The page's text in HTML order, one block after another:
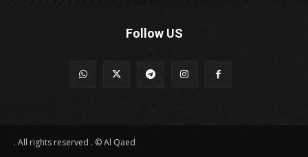
Follow US
All rights reserved . © Al Qaed .